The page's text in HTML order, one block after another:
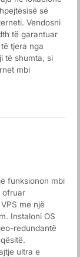
së
Vendosni
të garantuar
tjera nga
të shumta, si
mbi
funksionon mbi
ofruar
me një
Instaloni OS
redundantë
ultra e